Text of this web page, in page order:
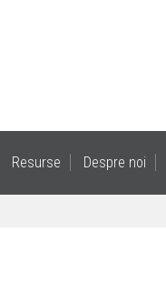
Resurse Despre noi